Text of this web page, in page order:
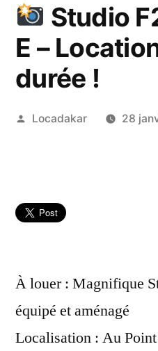
Studio
E –
durée !
Publié
Locadakar 28
À louer : Magnifique
équipé et aménagé
Localisation : Au